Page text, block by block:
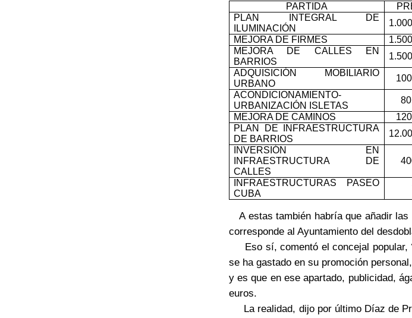
PARTIDA
PLAN INTEGRAL DE
ILUMINACIÓN
MEJORA DE FIRMES
MEJORA DE CALLES EN
BARRIOS
ADQUISICIÓN MOBILIARIO
URBANO
ACONDICIONAMIENTO-
URBANIZACIÓN ISLETAS
MEJORA DE CAMINOS
PLAN DE INFRAESTRUCTURA
DE BARRIOS
INVERSIÓN EN
INFRAESTRUCTURA DE
CALLES
INFRAESTRUCTURAS PASEO
CUBA
A estas también habría que añadir
corresponde al Ayuntamiento del
Eso sí, comentó el concejal popular,
se ha gastado en su promoción
y es que en ese apartado, publicidad,
euros.
La realidad, dijo por último Díaz de